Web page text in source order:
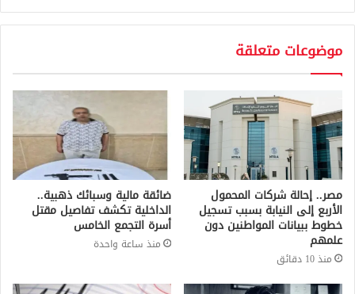
موضوعات متعلقة
مصر.. إحالة شركات المحمول
الأربع إلى النيابة بسبب تسجيل
خطوط ببيانات المواطنين دون
علمهم
منذ 10 دقائق
ضائقة مالية وسبائك ذهبية..
الداخلية تكشف تفاصيل مقتل
أسرة التجمع الخامس
منذ ساعة واحدة